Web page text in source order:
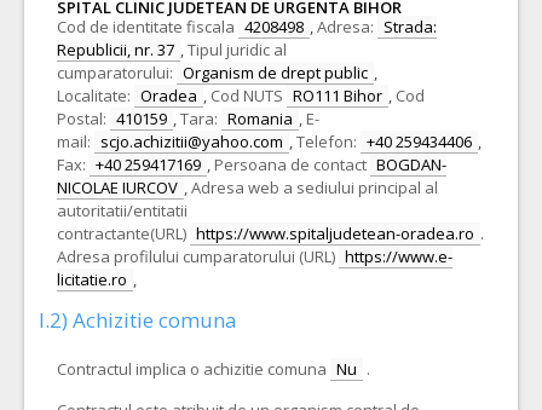
SPITAL CLINIC JUDETEAN DE URGENTA BIHOR
Cod de identitate fiscala 4208498 ,Adresa: Strada:
Republicii, nr. 37 ,Tipul juridic al
cumparatorului: Organism de drept public ,
Localitate: Oradea , Cod NUTS RO111 Bihor , Cod
Postal: 410159 ,Tara: Romania , E-
mail: scjo.achizitii@yahoo.com ,Telefon: +40 259434406 ,
Fax: +40 259417169 , Persoana de contact BOGDAN-
NICOLAE IURCOV ,Adresa web a sediului principal al
autoritatii/entitatii
contractante(URL) https://www.spitaljudetean-oradea.ro .
Adresa profilului cumparatorului (URL) https://www.e-
licitatie.ro ,
I.2) Achizitie comuna
Contractul implica o achizitie comuna Nu .